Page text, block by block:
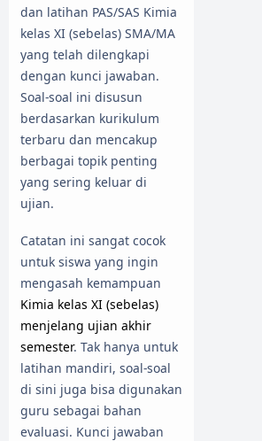
dan latihan PAS/SAS Kimia
kelas XI (sebelas) SMA/MA
yang telah dilengkapi
dengan kunci jawaban.
Soal-soal ini disusun
berdasarkan kurikulum
terbaru dan mencakup
berbagai topik penting
yang sering keluar di
ujian.
Catatan ini sangat cocok
untuk siswa yang ingin
mengasah kemampuan
Kimia kelas XI (sebelas)
menjelang ujian akhir
semester. Tak hanya untuk
latihan mandiri, soal-soal
di sini juga bisa digunakan
guru sebagai bahan
evaluasi. Kunci jawaban